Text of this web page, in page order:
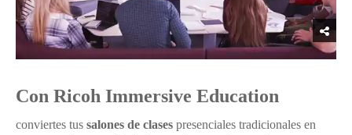
Con Ricoh Immersive Education
conviertes tus salones de clases presenciales tradicionales en